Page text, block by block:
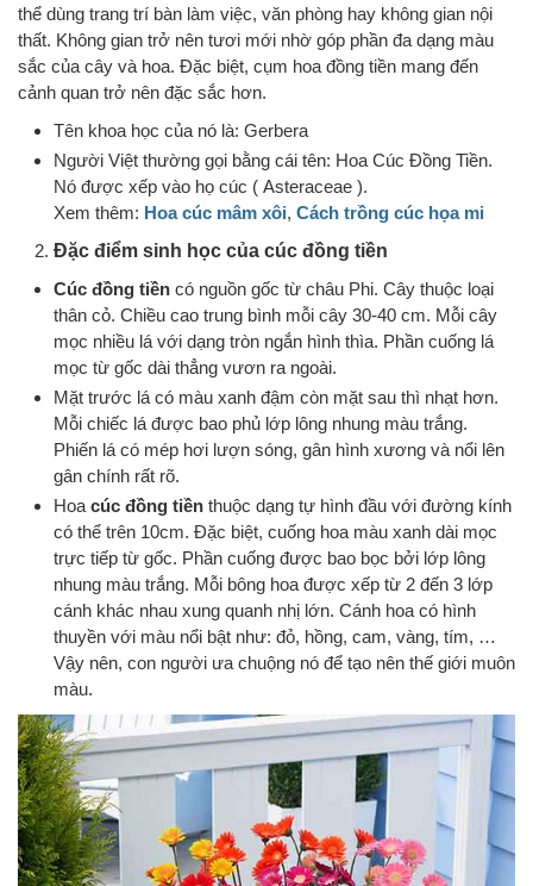
thể dùng trang trí bàn làm việc, văn phòng hay không gian nội
thất. Không gian trở nên tươi mới nhờ góp phần đa dạng màu
sắc của cây và hoa. Đặc biệt, cụm hoa đồng tiền mang đến
cảnh quan trở nên đặc sắc hơn.
Tên khoa học của nó là: Gerbera
Người Việt thường gọi bằng cái tên: Hoa Cúc Đồng Tiền.
Nó được xếp vào họ cúc ( Asteraceae ).
Xem thêm: Hoa cúc mâm xôi, Cách trồng cúc họa mi
Đặc điểm sinh học của cúc đồng tiền
Cúc đồng tiền có nguồn gốc từ châu Phi. Cây thuộc loại
thân cỏ. Chiều cao trung bình mỗi cây 30-40 cm. Mỗi cây
mọc nhiều lá với dạng tròn ngắn hình thìa. Phần cuống lá
mọc từ gốc dài thẳng vươn ra ngoài.
Mặt trước lá có màu xanh đậm còn mặt sau thì nhạt hơn.
Mỗi chiếc lá được bao phủ lớp lông nhung màu trắng.
Phiến lá có mép hơi lượn sóng, gân hình xương và nổi lên
gân chính rất rõ.
Hoa cúc đồng tiền thuộc dạng tự hình đầu với đường kính
có thể trên 10cm. Đặc biệt, cuống hoa màu xanh dài mọc
trực tiếp từ gốc. Phần cuống được bao bọc bởi lớp lông
nhung màu trắng. Mỗi bông hoa được xếp từ 2 đến 3 lớp
cánh khác nhau xung quanh nhị lớn. Cánh hoa có hình
thuyền với màu nổi bật như: đỏ, hồng, cam, vàng, tím, …
Vậy nên, con người ưa chuộng nó để tạo nên thế giới muôn
màu.